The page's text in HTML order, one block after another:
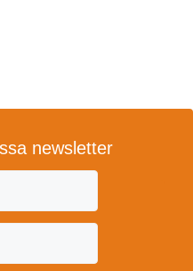
newsletter